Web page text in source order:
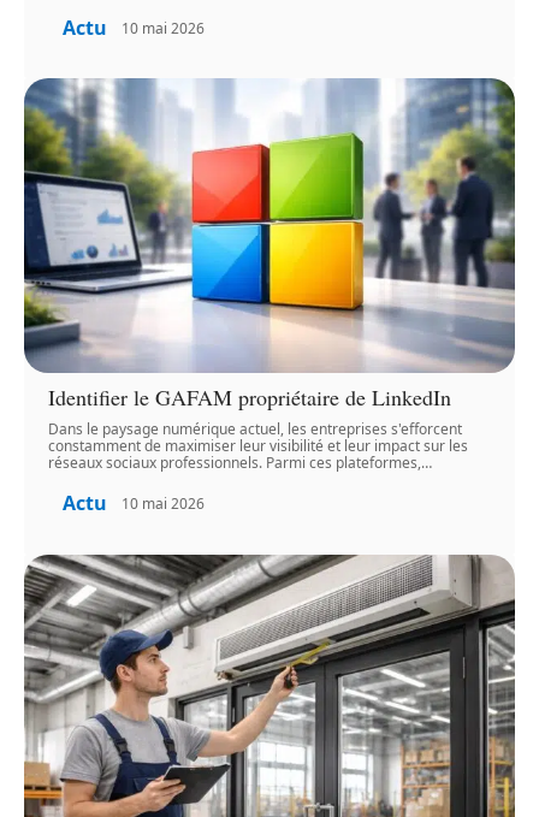
Actu 10 mai 2026
Identifier le GAFAM propriétaire de LinkedIn
Dans le paysage numérique actuel, les entreprises s'efforcent
constamment de maximiser leur visibilité et leur impact sur les
réseaux sociaux professionnels. Parmi ces plateformes,…
Actu 10 mai 2026